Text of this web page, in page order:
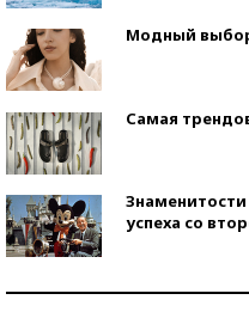
Модный
Самая
успеха со